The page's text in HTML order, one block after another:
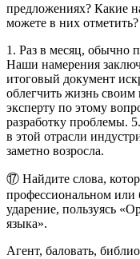
предложениях? Какие
можете в них отметить?
1. Раз в месяц, обычно
Наши намерения
итоговый документ
облегчить жизнь
эксперту по этому
разработку проблемы.
в этой отрасли
заметно возросла.
⑰ Найдите слова,
профессиональном или
ударение, пользуясь
языка».
Агент, баловать,